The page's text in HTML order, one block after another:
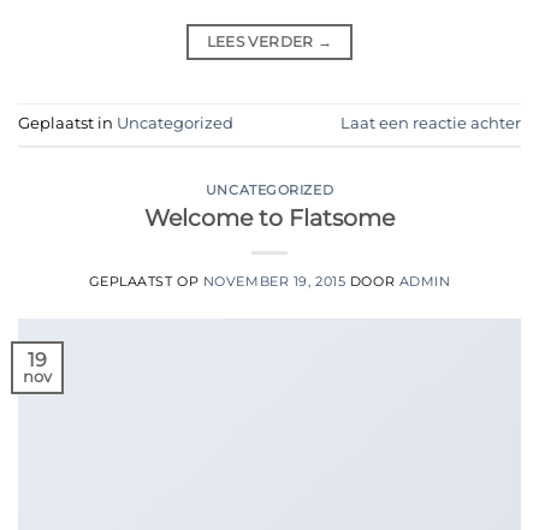
LEES VERDER →
Geplaatst in Uncategorized Laat een reactie achter
UNCATEGORIZED
Welcome to Flatsome
GEPLAATST OP NOVEMBER 19, 2015 DOOR ADMIN
19
nov